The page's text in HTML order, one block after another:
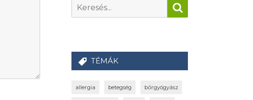
TÉMÁK
allergia betegség bőrgyógyász